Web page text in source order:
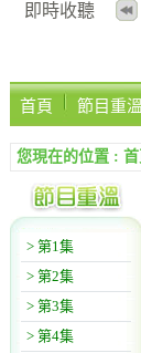
即時收聽
首頁
節目重溫
您現在的位置 : 首
> 第1集
> 第2集
> 第3集
> 第4集